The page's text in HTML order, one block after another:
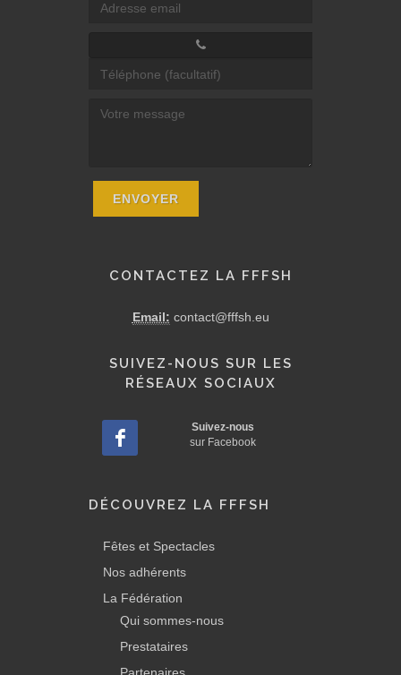
CONTACTEZ LA FFFSH
Email: contact@fffsh.eu
SUIVEZ-NOUS SUR LES
RÉSEAUX SOCIAUX
Suivez-nous
sur Facebook
DÉCOUVREZ LA FFFSH
Fêtes et Spectacles
Nos adhérents
La Fédération
Qui sommes-nous
Prestataires